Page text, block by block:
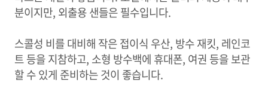
분이지만, 외출용 샌들은 필수입니다.
스콜성 비를 대비해 작은 접이식 우산, 방수 재킷, 레인코
트 등을 지참하고, 소형 방수백에 휴대폰, 여권 등을 보관
할 수 있게 준비하는 것이 좋습니다.